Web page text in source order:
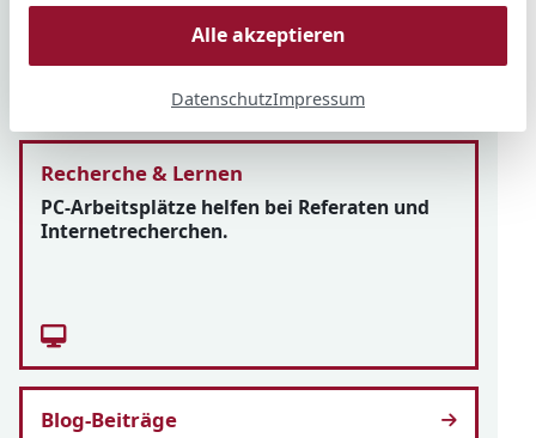
Recherche & Lernen
PC-Arbeitsplätze helfen bei Referaten und
Internetrecherchen.
Blog-Beiträge
Alle akzeptieren
DatenschutzImpressum